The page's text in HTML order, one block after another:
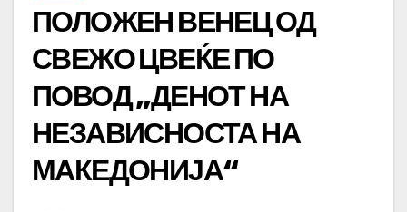
ПОЛОЖЕН ВЕНЕЦ ОД
СВЕЖО ЦВЕЌЕ ПО
ПОВОД „ДЕНОТ НА
НЕЗАВИСНОСТА НА
МАКЕДОНИЈА“